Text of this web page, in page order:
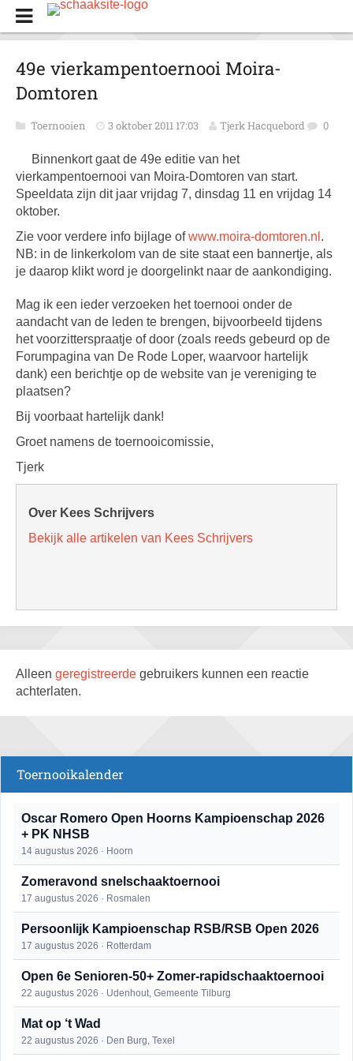
49e vierkampentoernooi Moira-
Domtoren
Toernooien 3 oktober 2011 17:03 Tjerk Hacquebord 0
Binnenkort gaat de 49e editie van het
vierkampentoernooi van Moira-Domtoren van start.
Speeldata zijn dit jaar vrijdag 7, dinsdag 11 en vrijdag 14
oktober.
Zie voor verdere info bijlage ofwww.moira-domtoren.nl .
NB: in de linkerkolom van de site staat een bannertje, als
je daarop klikt word je doorgelinkt naar de aankondiging.
Mag ik een ieder verzoeken het toernooi onder de
aandacht van de leden te brengen, bijvoorbeeld tijdens
het voorzitterspraatje of door (zoals reeds gebeurd op de
Forumpagina van De Rode Loper, waarvoor hartelijk
dank) een berichtje op de website van je vereniging te
plaatsen?
Bij voorbaat hartelijk dank!
Groet namens de toernooicomissie,
Tjerk
Over Kees Schrijvers
Bekijk alle artikelen van Kees Schrijvers
Alleen geregistreerde gebruikers kunnen een reactie
achterlaten.
Toernooikalender
Oscar Romero Open Hoorns Kampioenschap 2026
+ PK NHSB
14 augustus 2026 · Hoorn
Zomeravond snelschaaktoernooi
17 augustus 2026 · Rosmalen
Persoonlijk Kampioenschap RSB/RSB Open 2026
17 augustus 2026 · Rotterdam
Open 6e Senioren-50+ Zomer-rapidschaaktoernooi
22 augustus 2026 · Udenhout, Gemeente Tilburg
Mat op ‘t Wad
22 augustus 2026 · Den Burg, Texel